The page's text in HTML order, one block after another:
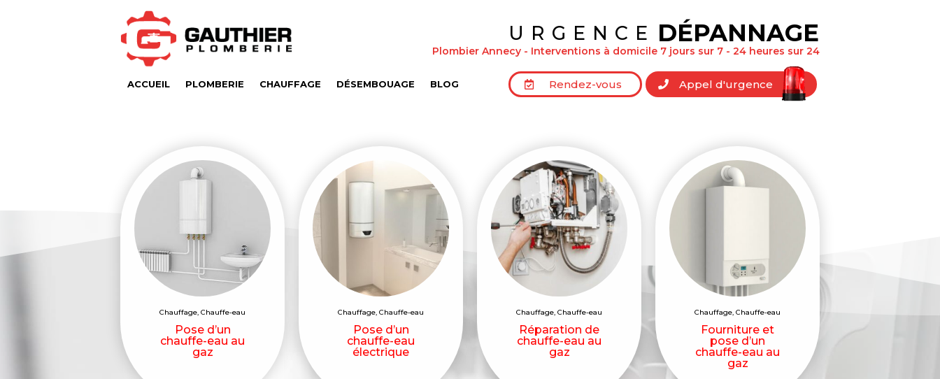
URGENCE DÉPANNAGE
Plombier Annecy - Interventions à domicile 7 jours sur 7 - 24 heures sur 24
ACCUEIL PLOMBERIE CHAUFFAGE DÉSEMBOUAGE BLOG Rendez-vous Appel d'urgence
Chauffage, Chauffe-eau
Pose d’un
chauffe-eau au
gaz
Chauffage, Chauffe-eau
Pose d’un
chauffe-eau
électrique
Chauffage, Chauffe-eau
Réparation de
chauffe-eau au
gaz
Chauffage, Chauffe-eau
Fourniture et
pose d’un
chauffe-eau au
gaz